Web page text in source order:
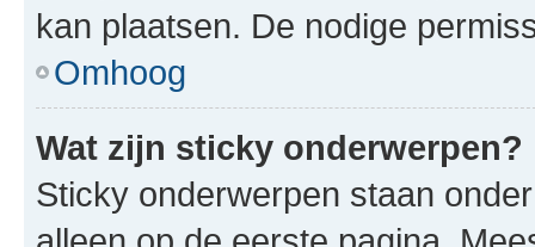
kan plaatsen. De nodige
Omhoog
Wat zijn sticky onderwerpen?
Sticky onderwerpen staan